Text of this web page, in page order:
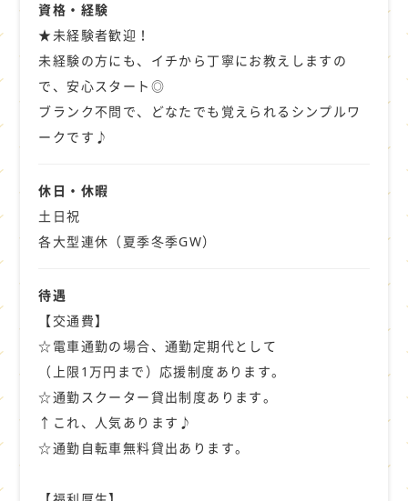
短期のお仕事や
アルバイトやパートでは
ちょっと物足りないという方も
ぜひぜひお気軽にご相談ください♪
資格・経験
★未経験者歓迎！
未経験の方にも、イチから丁寧にお教えしますの
で、安心スタート◎
ブランク不問で、どなたでも覚えられるシンプルワ
ークです♪
休日・休暇
土日祝
各大型連休（夏季冬季GW）
待遇
【交通費】
☆電車通勤の場合、通勤定期代として
（上限1万円まで）応援制度あります。
☆通勤スクーター貸出制度あります。
↑これ、人気あります♪
☆通勤自転車無料貸出あります。